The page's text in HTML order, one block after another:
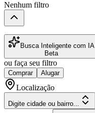
Nenhum filtro
Busca Inteligente com IA
Beta
ou faça seu filtro
Comprar Alugar
Localização
Digite cidade ou bairro...